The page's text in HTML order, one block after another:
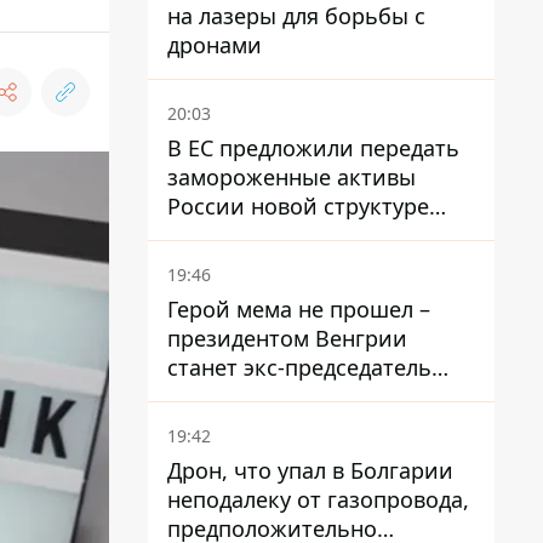
на лазеры для борьбы с
дронами
20:03
В ЕС предложили передать
замороженные активы
России новой структуре
блока
19:46
Герой мема не прошел –
президентом Венгрии
станет экс-председатель
Верховного Суда, которого
критиковал Орбан.
19:42
Дрон, что упал в Болгарии
неподалеку от газопровода,
предположительно